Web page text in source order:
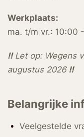
Werkplaats:
ma. t/m vr.: 10:00
!!Let op: Wegens
augustus 2026 !!
Belangrijke
Veelgestelde